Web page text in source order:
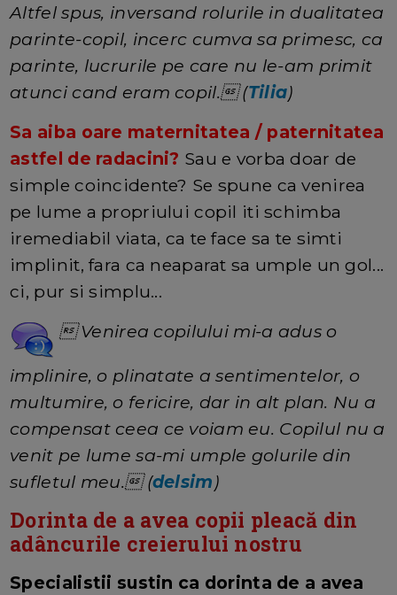
Altfel spus, inversand rolurile in dualitatea
parinte-copil, incerc cumva sa primesc, ca
parinte, lucrurile pe care nu le-am primit
atunci cand eram copil. (Tilia)
Sa aiba oare maternitatea / paternitatea
astfel de radacini? Sau e vorba doar de
simple coincidente? Se spune ca venirea
pe lume a propriului copil iti schimba
iremediabil viata, ca te face sa te simti
implinit, fara ca neaparat sa umple un gol...
ci, pur si simplu...
Venirea copilului mi-a adus o
implinire, o plinatate a sentimentelor, o
multumire, o fericire, dar in alt plan. Nu a
compensat ceea ce voiam eu. Copilul nu a
venit pe lume sa-mi umple golurile din
sufletul meu. (delsim)
Dorinta de a avea copii pleacă din
adâncurile creierului nostru
Specialistii sustin ca dorinta de a avea